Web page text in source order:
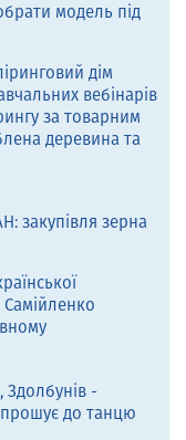
модель під
дім
вебінарів
за товарним
деревина та
закупівля зерна
Здолбунів -
до танцю